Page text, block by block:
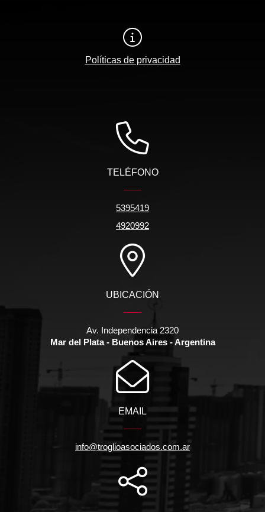
Políticas de privacidad
TELÉFONO
5395419
4920992
UBICACIÓN
Av. Independencia 2320
Mar del Plata - Buenos Aires - Argentina
EMAIL
info@troglioasociados.com.ar